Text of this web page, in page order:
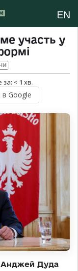
EN
участь у
за: < 1 хв.
в Google
Анджей Дуда